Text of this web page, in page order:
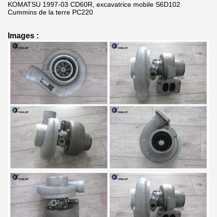
KOMATSU 1997-03 CD60R, excavatrice mobile S6D102
Cummins de la terre PC220
Images :